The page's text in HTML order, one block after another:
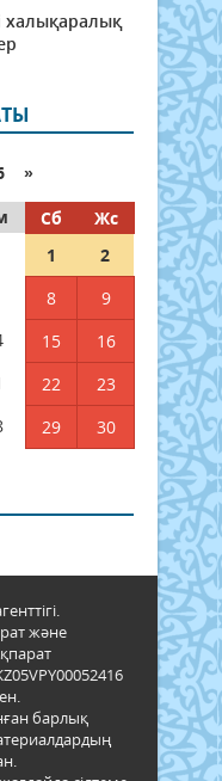
халықаралық
»
Сб
Жс
1
2
8
9
15
16
22
23
29
30
және
барлық